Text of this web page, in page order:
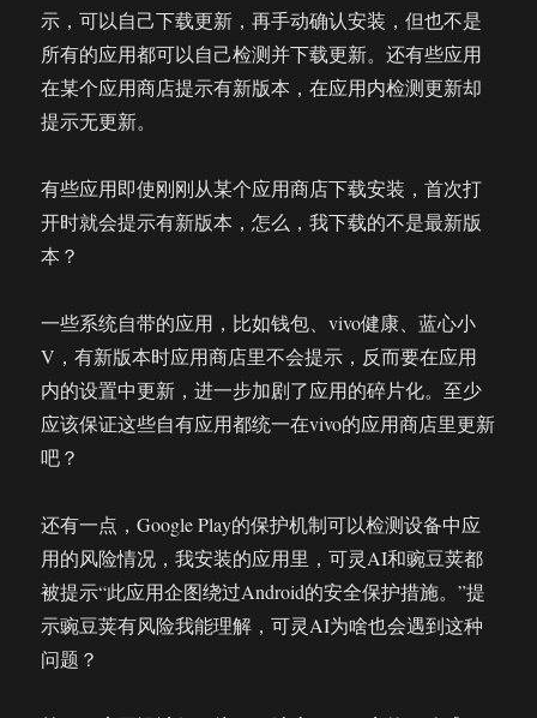
示，可以自己下载更新，再手动确认安装，但也不是
所有的应用都可以自己检测并下载更新。还有些应用
在某个应用商店提示有新版本，在应用内检测更新却
提示无更新。
有些应用即使刚刚从某个应用商店下载安装，首次打
开时就会提示有新版本，怎么，我下载的不是最新版
本？
一些系统自带的应用，比如钱包、vivo健康、蓝心小
V，有新版本时应用商店里不会提示，反而要在应用
内的设置中更新，进一步加剧了应用的碎片化。至少
应该保证这些自有应用都统一在vivo的应用商店里更新
吧？
还有一点，Google Play的保护机制可以检测设备中应
用的风险情况，我安装的应用里，可灵AI和豌豆荚都
被提示“此应用企图绕过Android的安全保护措施。”提
示豌豆荚有风险我能理解，可灵AI为啥也会遇到这种
问题？